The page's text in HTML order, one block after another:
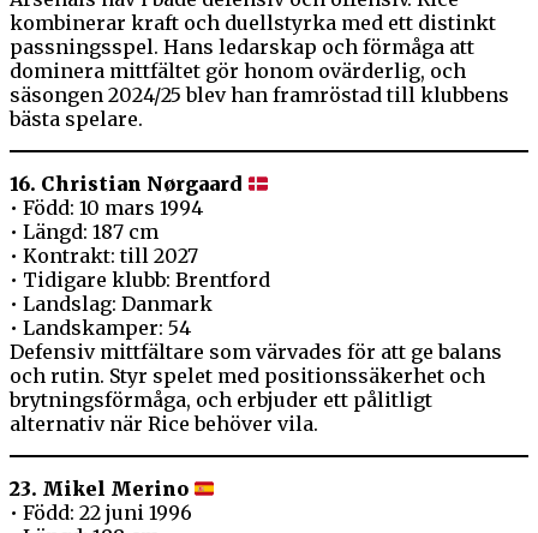
kombinerar kraft och duellstyrka med ett distinkt
passningsspel. Hans ledarskap och förmåga att
dominera mittfältet gör honom ovärderlig, och
säsongen 2024/25 blev han framröstad till klubbens
bästa spelare.
16. Christian Nørgaard
• Född: 10 mars 1994
• Längd: 187 cm
• Kontrakt: till 2027
• Tidigare klubb: Brentford
• Landslag: Danmark
• Landskamper: 54
Defensiv mittfältare som värvades för att ge balans
och rutin. Styr spelet med positionssäkerhet och
brytningsförmåga, och erbjuder ett pålitligt
alternativ när Rice behöver vila.
23. Mikel Merino
• Född: 22 juni 1996